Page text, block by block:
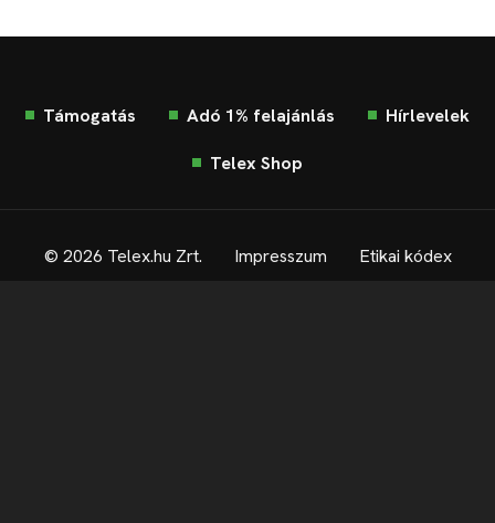
Támogatás Adó 1% felajánlás Hírlevelek
Telex Shop
© 2026 Telex.hu Zrt. Impresszum Etikai kódex